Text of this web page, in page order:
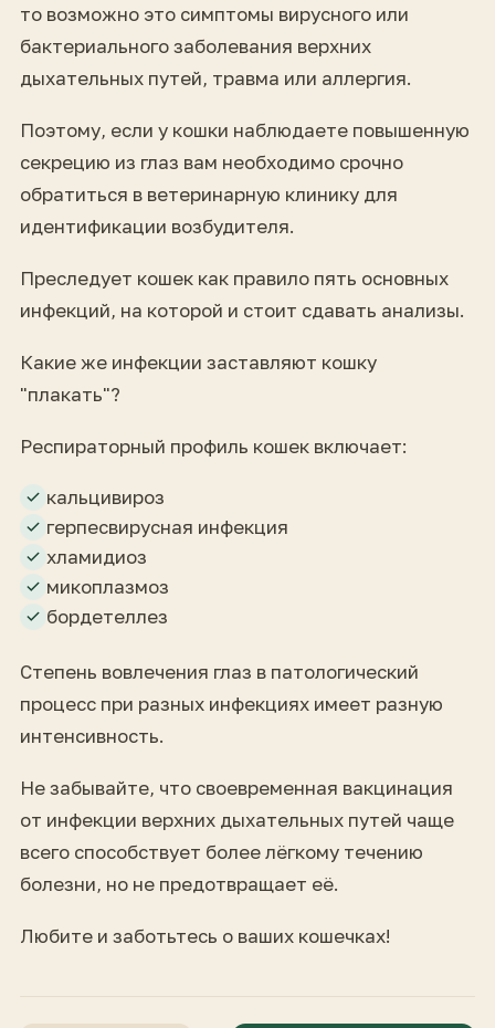
то возможно это симптомы вирусного или
бактериального заболевания верхних
дыхательных путей, травма или аллергия.
Поэтому, если у кошки наблюдаете повышенную
секрецию из глаз вам необходимо срочно
обратиться в ветеринарную клинику для
идентификации возбудителя.
Преследует кошек как правило пять основных
инфекций, на которой и стоит сдавать анализы.
Какие же инфекции заставляют кошку
"плакать"?
Респираторный профиль кошек включает:
кальцивироз
герпесвирусная инфекция
хламидиоз
микоплазмоз
бордетеллез
Степень вовлечения глаз в патологический
процесс при разных инфекциях имеет разную
интенсивность.
Не забывайте, что своевременная вакцинация
от инфекции верхних дыхательных путей чаще
всего способствует более лёгкому течению
болезни, но не предотвращает её.
Любите и заботьтесь о ваших кошечках!